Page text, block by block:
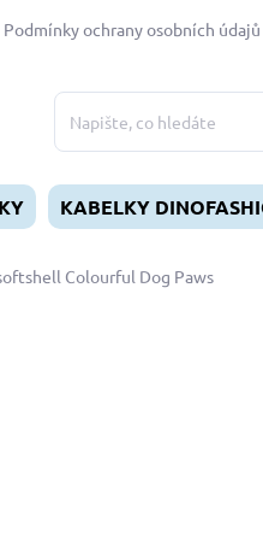
Podmínky ochrany osobních údajů
KABELKY
Colourful Dog Paws